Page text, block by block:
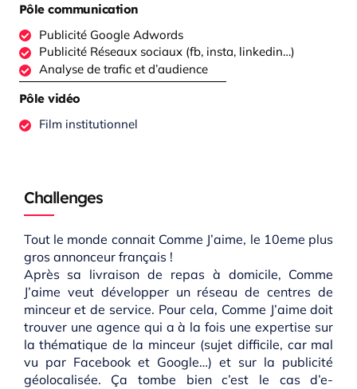
Pôle communication
Publicité Google Adwords
Publicité Réseaux sociaux (fb, insta, linkedin…)
Analyse de trafic et d’audience
Pôle vidéo
Film institutionnel
Challenges
Tout le monde connait Comme J’aime, le 10eme plus
gros annonceur français !
Après sa livraison de repas à domicile, Comme
J’aime veut développer un réseau de centres de
minceur et de service. Pour cela, Comme J’aime doit
trouver une agence qui a à la fois une expertise sur
la thématique de la minceur (sujet difficile, car mal
vu par Facebook et Google…) et sur la publicité
géolocalisée. Ça tombe bien c’est le cas d’e-